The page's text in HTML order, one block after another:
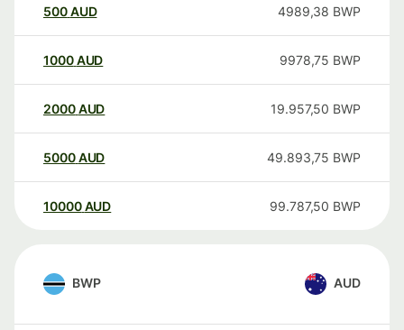
500AUD 4989,38 BWP
1000AUD 9978,75 BWP
2000AUD 19.957,50 BWP
5000AUD 49.893,75 BWP
10000 AUD 99.787,50 BWP
BWP AUD